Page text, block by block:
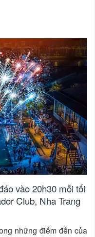
vào 20h30 mỗi tối
Club, Nha Trang
những điểm đến của